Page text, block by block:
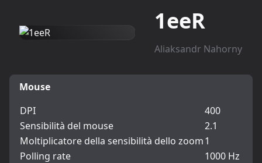
1eeR
Aliaksandr Nahorny
Mouse
DPI
400
Sensibilità del mouse
2.1
Moltiplicatore della sensibilità dello zoom1
Polling rate
1000 Hz